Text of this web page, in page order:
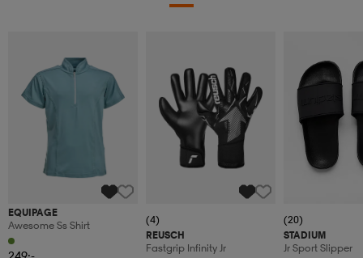
EQUIPAGE
Awesome Ss Shirt
(4)
REUSCH
Fastgrip Infinity Jr
(20)
STADIUM
Jr Sport Slipper